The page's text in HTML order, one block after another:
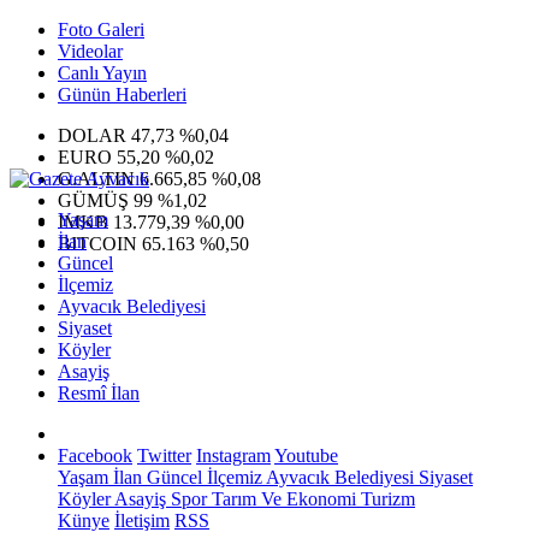
Foto Galeri
Videolar
Canlı Yayın
Günün Haberleri
DOLAR 47,73 %0,04
EURO 55,20 %0,02
G.ALTIN6.665,85 %0,08
GÜMÜŞ 99 %1,02
IMKB 13.779,39 %0,00
BITCOIN 65.163 %0,50
Yaşam
İlan
Güncel
İlçemiz
Ayvacık Belediyesi
Siyaset
Köyler
Asayiş
Resmî İlan
Facebook Twitter InstagramYoutube
Yaşam İlan Güncel İlçemiz Ayvacık Belediyesi Siyaset
KöylerAsayiş SporTarım Ve Ekonomi Turizm
Künye İletişim RSS